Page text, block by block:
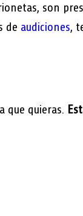
son
de audiciones,
que quieras.